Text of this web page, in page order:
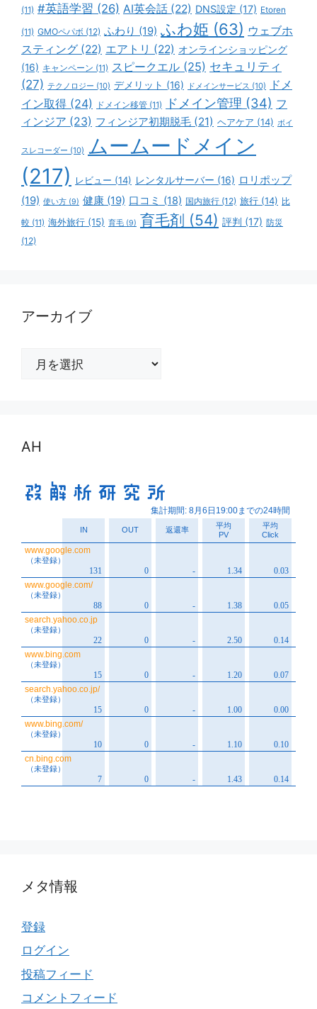
(11) #英語学習 (26) AI英会話 (22) DNS設定 (17) Etoren
(11) GMOペパボ (12) ふわり (19) ふわ姫 (63) ウェブホ
スティング (22) エアトリ (22) オンラインショッピング
(16) キャンペーン (11) スピークエル (25) セキュリティ
(27) テクノロジー (10) デメリット (16) ドメインサービス (10)
ドメ
イン取得 (24) ドメイン移管 (11) ドメイン管理 (34) フ
ィンジア (23) フィンジア初期脱毛 (21) ヘアケア (14) ボイ
スレコーダー (10) ムームードメイン
(217)
レビュー (14) レンタルサーバー (16) ロリポップ
(19) 使い方 (9) 健康 (19) 口コミ (18) 国内旅行 (12) 旅行 (14) 比
較 (11) 海外旅行 (15) 育毛 (9) 育毛剤 (54) 評判 (17) 防災
(12)
アーカイブ
AH
メタ情報
登録
ログイン
投稿フィード
コメントフィード